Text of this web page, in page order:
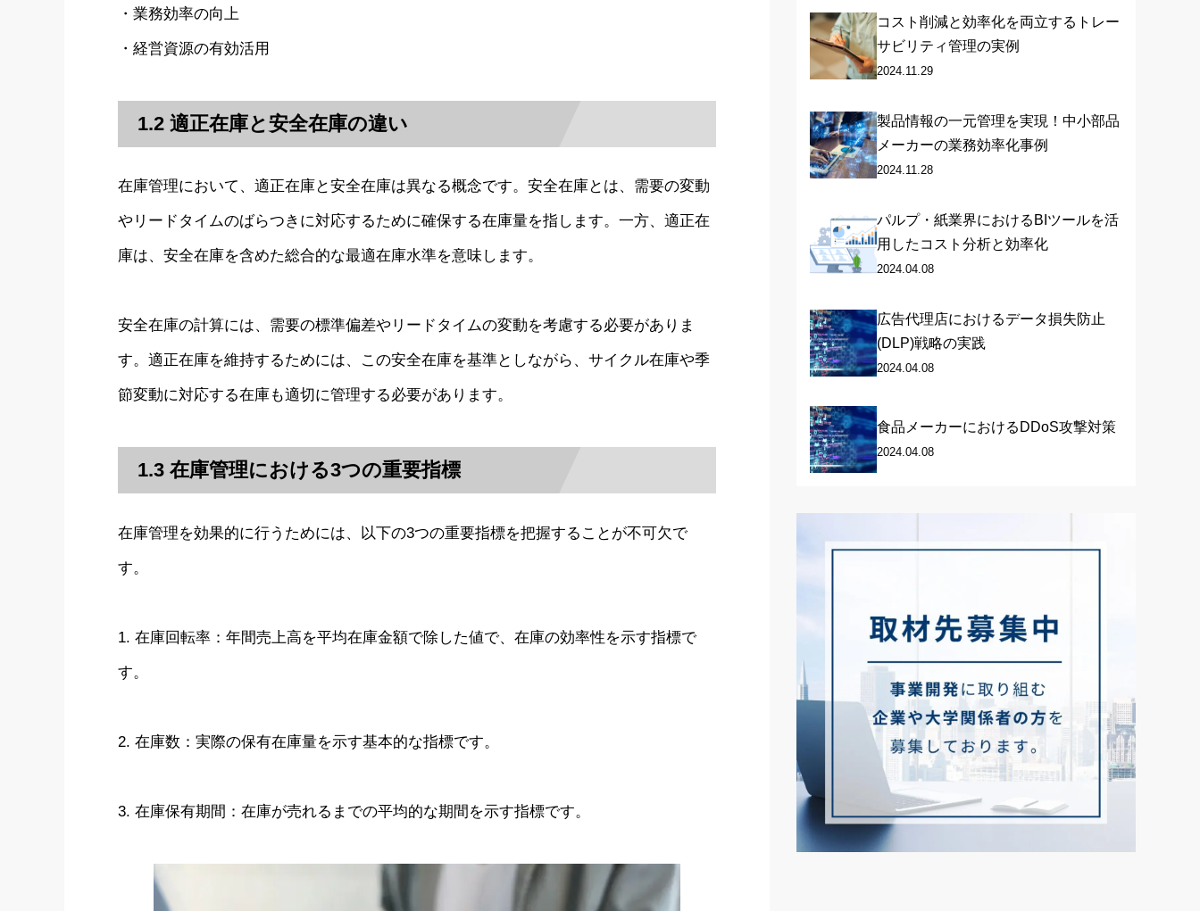
・業務効率の向上
・経営資源の有効活用
1.2 適正在庫と安全在庫の違い
在庫管理において、適正在庫と安全在庫は異なる概念です。安全在庫とは、需要の変動
やリードタイムのばらつきに対応するために確保する在庫量を指します。一方、適正在
庫は、安全在庫を含めた総合的な最適在庫水準を意味します。
安全在庫の計算には、需要の標準偏差やリードタイムの変動を考慮する必要がありま
す。適正在庫を維持するためには、この安全在庫を基準としながら、サイクル在庫や季
節変動に対応する在庫も適切に管理する必要があります。
1.3 在庫管理における3つの重要指標
在庫管理を効果的に行うためには、以下の3つの重要指標を把握することが不可欠で
す。
1. 在庫回転率：年間売上高を平均在庫金額で除した値で、在庫の効率性を示す指標で
す。
2. 在庫数：実際の保有在庫量を示す基本的な指標です。
3. 在庫保有期間：在庫が売れるまでの平均的な期間を示す指標です。
コスト削減と効率化を両立するトレー
サビリティ管理の実例
2024.11.29
製品情報の一元管理を実現！中小部品
メーカーの業務効率化事例
2024.11.28
パルプ・紙業界におけるBIツールを活
用したコスト分析と効率化
2024.04.08
広告代理店におけるデータ損失防止
(DLP)戦略の実践
2024.04.08
食品メーカーにおけるDDoS攻撃対策
2024.04.08